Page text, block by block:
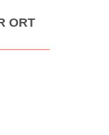
ORT